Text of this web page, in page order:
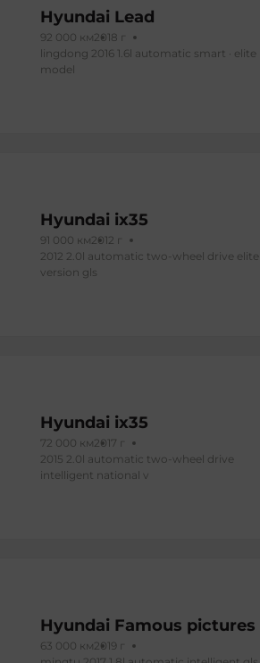
Hyundai Lead
92 000 км2018 г
lingdong 2016 1.6l automatic smart · elite
model
Hyundai ix35
91 000 км2012 г
2012 2.0l automatic two-wheel drive elite
version gls
Hyundai ix35
72 000 км2017 г
2015 2.0l automatic two-wheel drive
intelligent national v
Hyundai Famous pictures
63 000 км2019 г